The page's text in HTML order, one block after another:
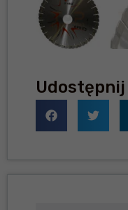
Udostępnij